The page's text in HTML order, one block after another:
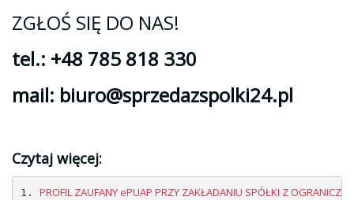
ZGŁOŚ SIĘ DO NAS!
tel.: +48 785 818 330
mail: biuro@sprzedazspolki24.pl
Czytaj więcej:
1. PROFIL ZAUFANY ePUAP PRZY ZAKŁADANIU SPÓŁKI Z